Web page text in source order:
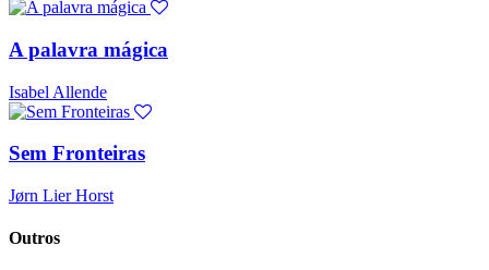
A palavra mágica
Isabel Allende
Sem Fronteiras
Jørn Lier Horst
Outros